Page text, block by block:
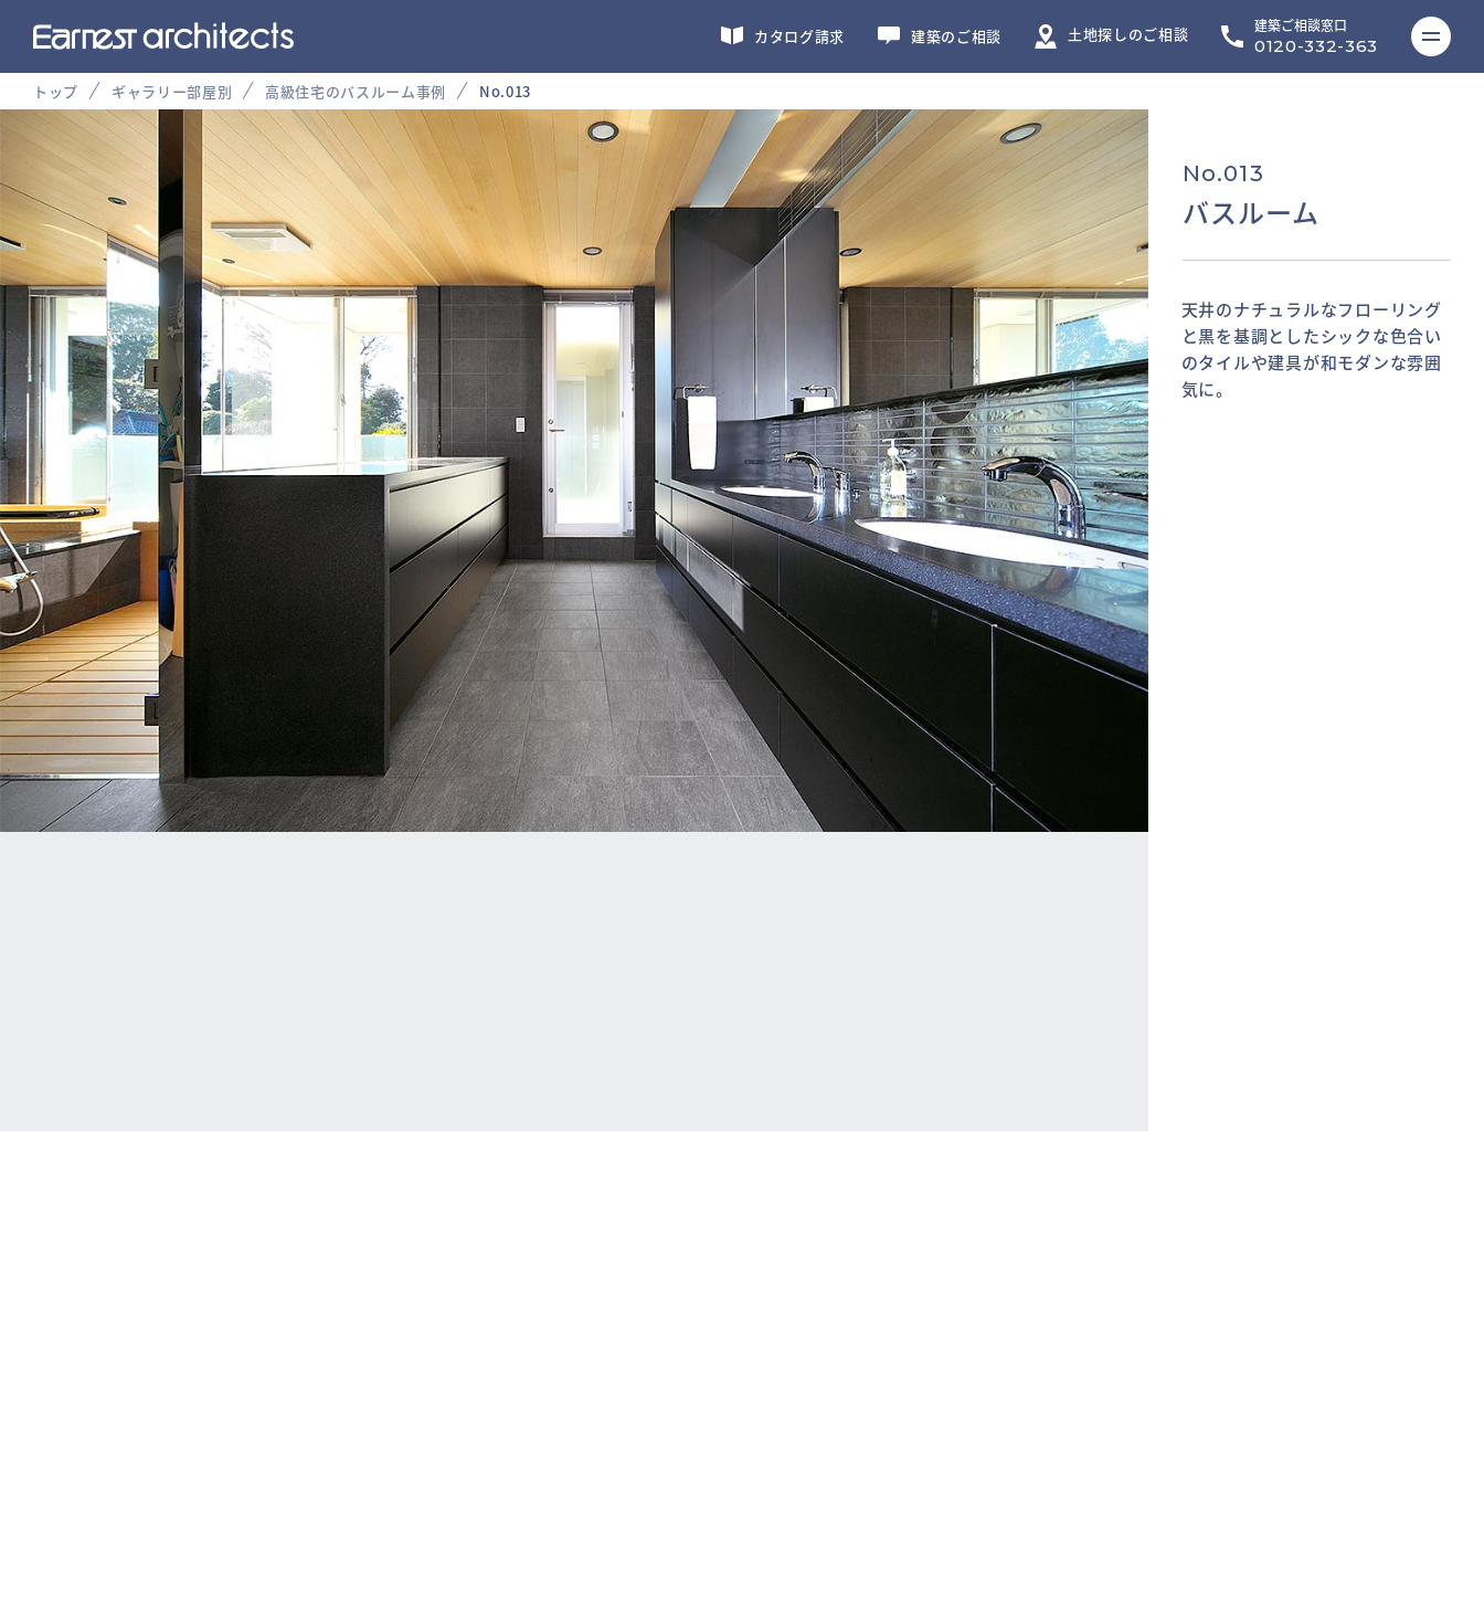
カタログ請求 建築のご相談 土地探しのご相談 建築ご相談窓口
0120-332-363
トップ ギャラリー部屋別 高級住宅のバスルーム事例 No.013
No.013
バスルーム
天井のナチュラルなフローリング
と黒を基調としたシックな色合い
のタイルや建具が和モダンな雰囲
気に。
建具や床はマットな仕上げ。鏡の
ある壁面のタイルは光沢感のある
ものを使い、テクスチャー違いで
空間にメリハリを持たせた。
檜風呂の心地良い香りが漂う開放
的なバスルーム。奥のバスコート
のフェンスがプライバシーを守
る。